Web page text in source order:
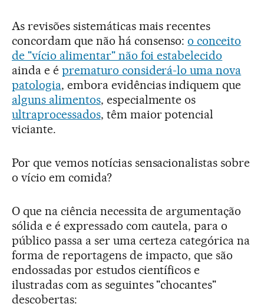
As revisões sistemáticas mais recentes
concordam que não há consenso:o conceito
de "vício alimentar" não foi estabelecido
ainda e é prematuro considerá-lo uma nova
patologia, embora evidências indiquem que
alguns alimentos, especialmente os
ultraprocessados, têm maior potencial
viciante.
Por que vemos notícias sensacionalistas sobre
o vício em comida?
O que na ciência necessita de argumentação
sólida e é expressado com cautela, para o
público passa a ser uma certeza categórica na
forma de reportagens de impacto, que são
endossadas por estudos científicos e
ilustradas com as seguintes "chocantes"
descobertas: